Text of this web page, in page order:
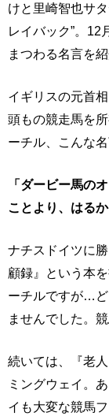
けと里崎智也サ
レイバック”。12
まつわる名言を紹
イギリスの元首
頭もの競走馬を
ーチル、こんな
「ダービー馬の
ことより、はるか
ナチスドイツに
顧録』という本
ーチルですが…
ませんでした。
続いては、『老
ミングウェイ。
イも大変な競馬